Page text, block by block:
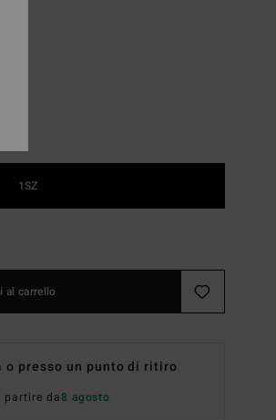
1SZ
al carrello
o presso un punto di ritiro
partire da8 agosto